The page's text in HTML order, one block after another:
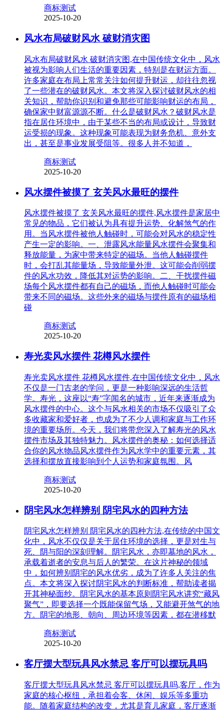
商标测试
2025-10-20
风水布局破财风水 破财消灾图
风水布局破财风水 破财消灾图,在中国传统文化中，风水
被视为影响人们生活的重要因素，特别是在财运方面。
许多家庭在布局上常常关注如何提升财运，却往往忽视
了一些潜在的破财风水。本文将深入探讨破财风水的相
关知识，帮助你识别和避免那些可能影响财运的布局，
确保家中财富源源不断。什么是破财风水？破财风水是
指在居住环境中，由于某些不当的布局或设计，导致财
运受损的现象。这种现象可能表现为财务危机、意外支
出，甚至是事业发展受阻等。很多人并不知道，
商标测试
2025-10-20
风水摆件被摸了 玄关风水最旺的摆件
风水摆件被摸了 玄关风水最旺的摆件,风水摆件是家居中
常见的物品，它们被认为具有提升运势、化解煞气的作
用。当风水摆件被他人触碰时，可能会对风水的稳定性
产生一定的影响。一、泄露风水能量风水摆件会聚集和
释放能量，为家中带来特定的磁场。当他人触碰摆件
时，会打乱其能量场，导致能量外泄。这可能会削弱摆
件的风水功效，降低其对运势的影响。二、干扰摆件磁
场每个风水摆件都有自己的磁场，而他人触碰时可能会
带来不同的磁场。这些外来的磁场与摆件原有的磁场相
碰
商标测试
2025-10-20
寿光卖风水摆件 花樽风水摆件
寿光卖风水摆件 花樽风水摆件,在中国传统文化中，风水
不仅是一门古老的学问，更是一种影响深远的生活哲
学。寿光，这座以“寿”字闻名的城市，近年来逐渐成为
风水摆件的中心。这个与风水相关的市场不仅吸引了众
多收藏家和爱好者，也成为了不少人调和家庭与工作环
境的重要场所。今天，我们将带您深入了解寿光的风水
摆件市场及其独特魅力。风水摆件的奥秘：如何选择适
合你的风水物品风水摆件作为风水学中的重要元素，其
选择和摆放直接影响到个人运势和家庭氛围。风
商标测试
2025-10-20
阴宅风水怎样辨别 阴宅风水的四种方法
阴宅风水怎样辨别 阴宅风水的四种方法,在传统的中国文
化中，风水不仅仅是关于居住环境的选择，更是对生与
死、阴与阳的深刻理解。阴宅风水，亦即墓地的风水，
承载着逝者的安息与后人的繁荣。在这片神秘的领域
中，如何辨别阴宅的风水优劣，成为了许多人关注的焦
点。本文将深入探讨阴宅风水的判断标准，帮助读者揭
开其神秘面纱。阴宅风水的基本原则阴宅风水讲究“藏风
聚气”，即要选择一个既能保留气场，又能避开煞气的地
方。阴宅的地形、朝向、周边环境等因素，都在潜移默
商标测试
2025-10-20
客厅摆大型玩具风水禁忌 客厅可以摆玩具吗
客厅摆大型玩具风水禁忌 客厅可以摆玩具吗,客厅，作为
家庭的核心枢纽，承担着会客、休闲、娱乐等多重功
能。随着家庭结构的改变，尤其是育儿家庭，客厅逐渐